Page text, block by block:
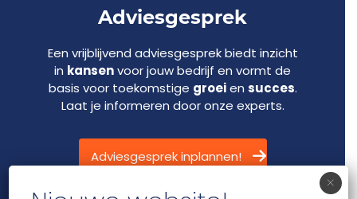
Adviesgesprek
Een vrijblijvend adviesgesprek biedt inzicht
in kansenvoor jouw bedrijf en vormt de
basis voor toekomstige groeien succes.
Laat je informeren door onze experts.
Adviesgesprek inplannen!
×